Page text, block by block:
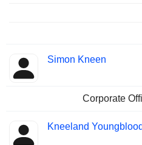
Simon Kneen
Corporate
Kneeland Youngblood